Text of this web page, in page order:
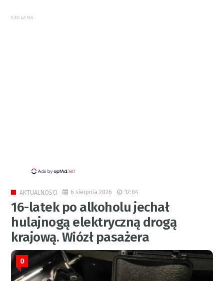
REKLAMA
AKTUALNOŚCI 6 sierpnia 2026 12:04
16-latek po alkoholu jechał
hulajnogą elektryczną drogą
krajową. Wiózł pasażera
0